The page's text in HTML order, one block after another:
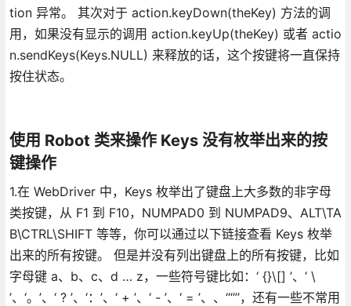
tion 异常。 其次对于 action.keyDown(theKey) 方法的调
用，如果没有显示的调用 action.keyUp(theKey) 或者 actio
n.sendKeys(Keys.NULL) 来释放的话，这个按键将一直保持
按住状态。
使用 Robot 类来操作 Keys 没有枚举出来的按
键操作
1.在 WebDriver 中，Keys 枚举出了键盘上大多数的非字母
类按键，从 F1 到 F10，NUMPAD0 到 NUMPAD9、ALT\TA
B\CTRL\SHIFT 等等，你可以通过以下链接查看 Keys 枚举
出来的所有按键。 但是并没有列出键盘上的所有按键，比如
字母键 a、b、c、d … z，一些符号键比如：‘ {}\[] ’、‘ \
’、‘。’、‘ ? ’、‘：’、‘ + ’、‘ - ’、‘ = ’、、‘“”’，还有一些不常用